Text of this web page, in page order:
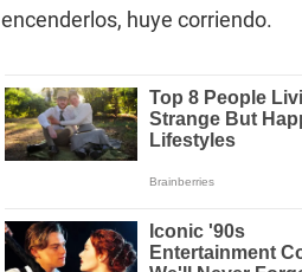
encenderlos, huye corriendo.